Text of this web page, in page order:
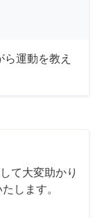
運動を教え
て大変助かり
します。